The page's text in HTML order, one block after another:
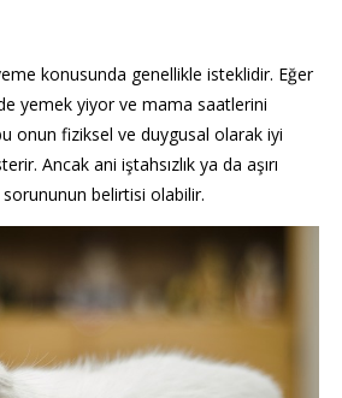
konusunda genellikle isteklidir. Eğer
yemek yiyor ve mama saatlerini
onun fiziksel ve duygusal olarak iyi
Ancak ani iştahsızlık ya da aşırı
belirtisi olabilir.